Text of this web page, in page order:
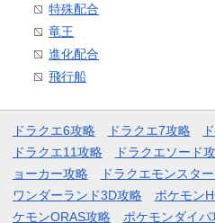
特殊配合
竜王
進化配合
飛行船
ドラクエ6攻略 ドラクエ7攻略
ドラクエ11攻略
ドラクエソード
ョーカー攻略
ドラクエモンスタ
ワンダーランド3D攻略
ポケモン
ケモンORAS攻略
ポケモンダイパ